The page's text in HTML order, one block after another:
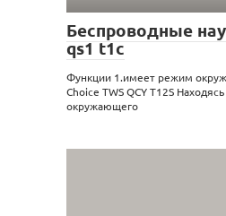
Беспроводные
qs1 t1c
Функции 1.имеет режим
Choice TWS QCY T12S
окружающего